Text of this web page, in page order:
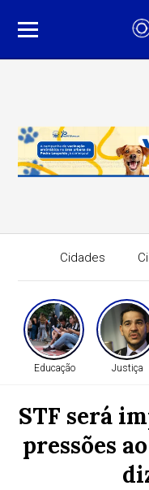
Cidades
Educação Justiça
STF será
pressões